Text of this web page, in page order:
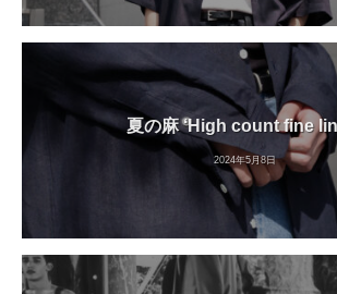
夏の麻 ‘High count fine
2024年5月8日